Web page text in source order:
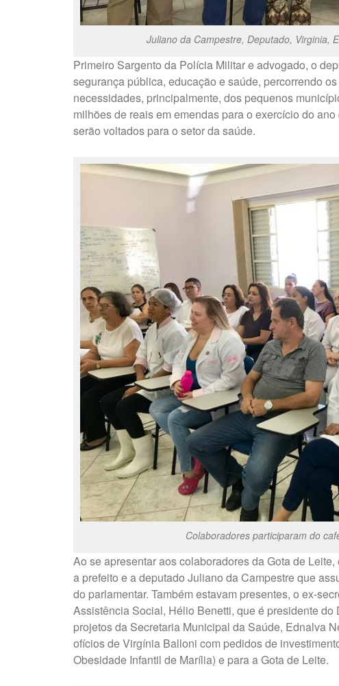
Juliano da Campestre, Deputado, Virginia,
Primeiro Sargento da Polícia Militar e advogado, o
segurança pública, educação e saúde, percorrendo
necessidades, principalmente, dos pequenos
milhões de reais em emendas para o exercício do
serão voltados para o setor da saúde.
Colaboradores participaram do
Ao se apresentar aos colaboradores da Gota de
a prefeito e a deputado Juliano da Campestre que
do parlamentar. Também estavam presentes, o ex-
Assistência Social, Hélio Benetti, que é presidente
projetos da Secretaria Municipal da Saúde, Ednalva
ofícios de Virgínia Balloni com pedidos de
Obesidade Infantil de Marília) e para a Gota de Leite.